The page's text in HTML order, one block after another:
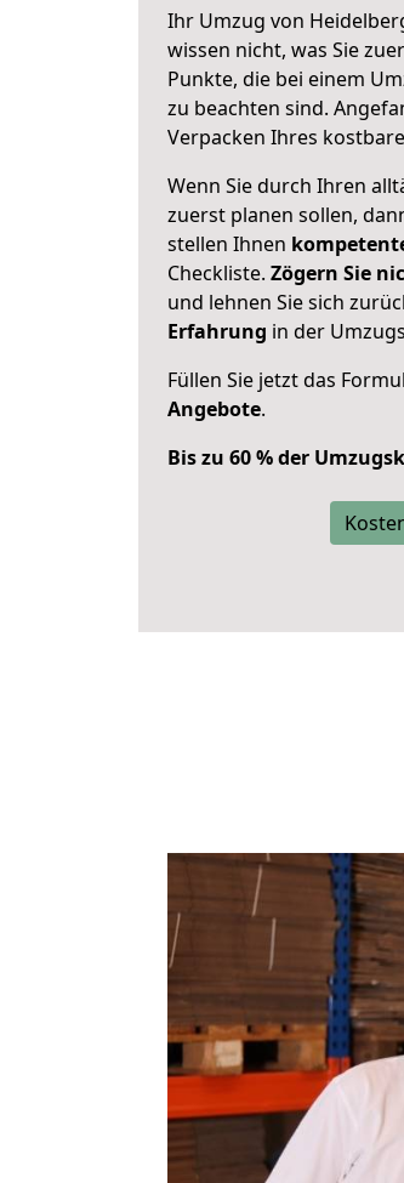
Ihr Umzug von
wissen nicht, was Sie
Punkte, die bei einem
zu beachten sind.
Verpacken Ihres
Wenn Sie durch Ihren
zuerst planen sollen,
stellen Ihnen
Checkliste. Zögern Sie
und lehnen Sie sich
Erfahrung in der
Füllen Sie jetzt das
Angebote.
Bis zu 60 % der